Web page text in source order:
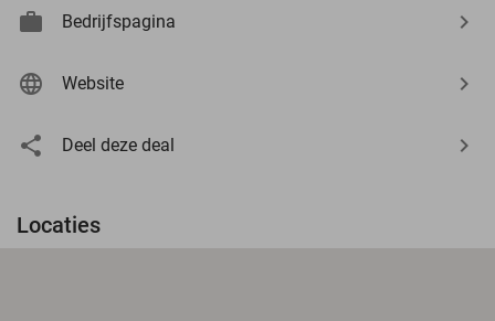
Bedrijfspagina
Website
Deel deze deal
Locaties